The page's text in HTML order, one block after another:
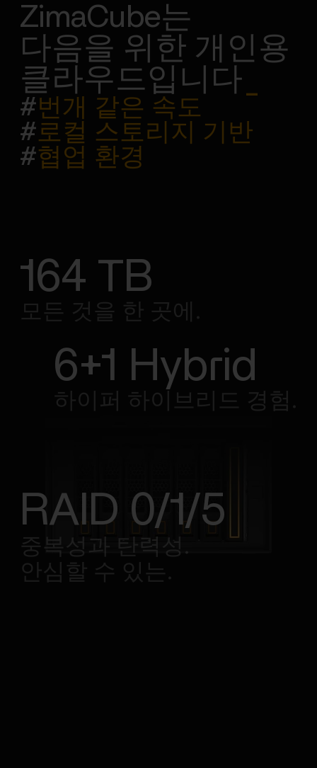
ZimaCube는
다음을 위한 개인용
클라우드입니다
#번개 같은 속도
# 로컬 스토리지 기반
#협업 환경
164 TB
모든 것을 한 곳에.
6+1 Hybrid
하이퍼 하이브리드 경험.
RAID 0/1/5
중복성과 탄력성.
안심할 수 있는.